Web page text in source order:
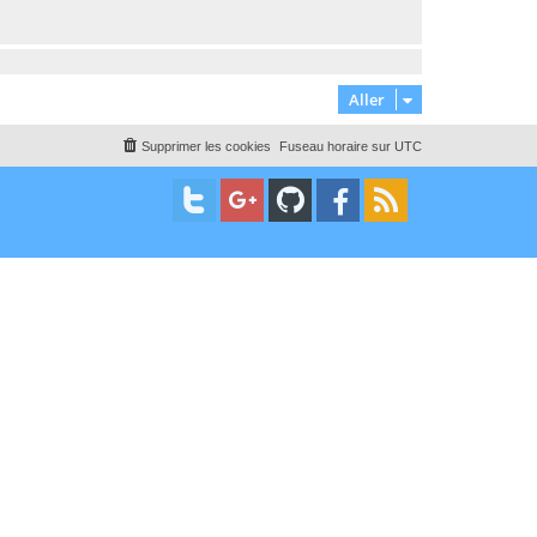
Aller
Fuseau horaire sur UTC
Supprimer les cookies